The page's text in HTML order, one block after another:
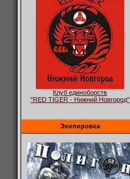
Клуб единоборств
"RED TIGER - Нижний Новгород"
Экипировка